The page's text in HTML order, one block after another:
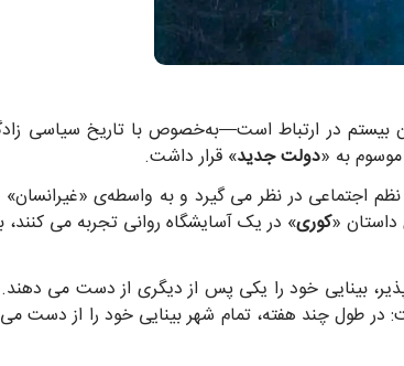
بیستم در ارتباط است—به‌خصوص با تاریخ سیاسی
دولت جدید» قرار داشت.
اجتماعی در نظر می گیرد و به واسطه‌ی
«کوری» در یک آسایشگاه روانی تجربه می کنند،
بینایی خود را یکی پس از دیگری از دست می
در طول چند هفته، تمام شهر بینایی خود را از دست